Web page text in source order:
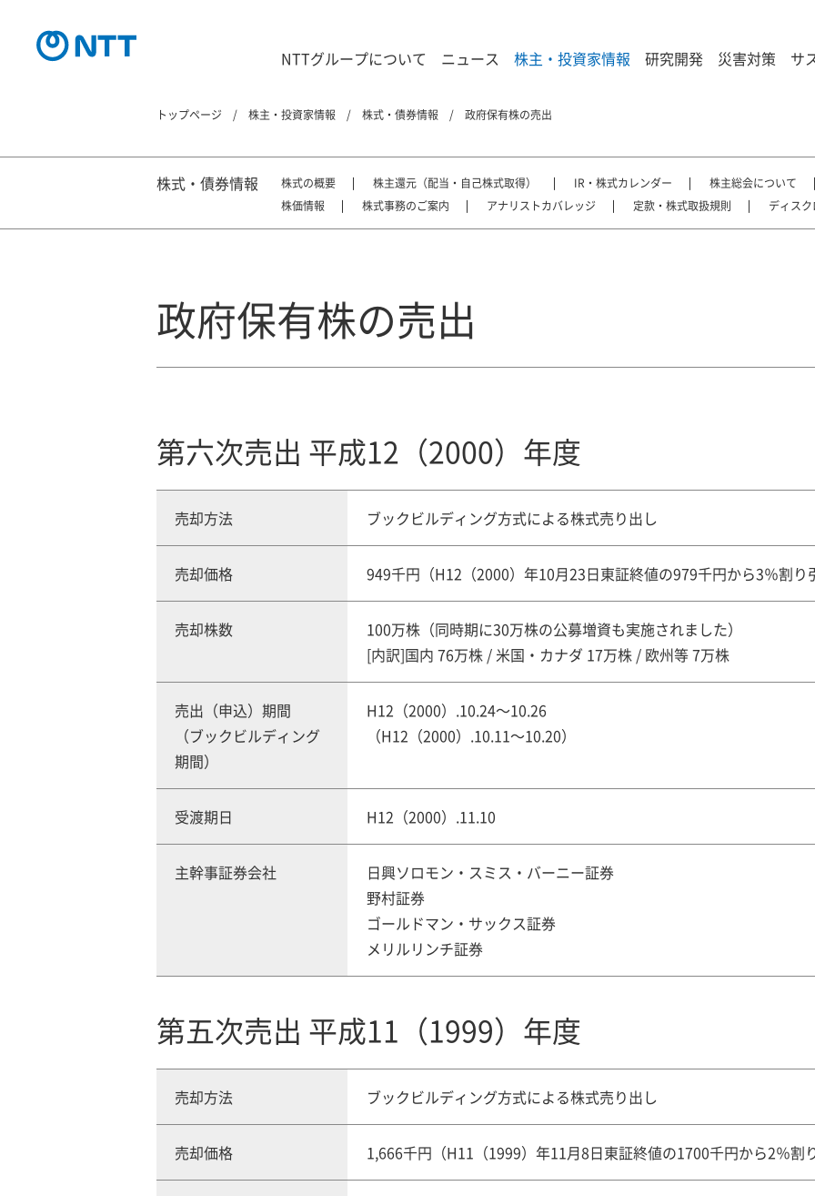
NTTグループについて ニュース 株主・投資家情報 研究開発 災害対策 サ
トップページ 株主・投資家情報 株式・債券情報 政府保有株の売出
株式・債券情報 株式の概要 株主還元（配当・自己株式取得） IR・株式カレンダー 株主総会について
株価情報
株式事務のご案内 アナリストカバレッジ 定款・株式取扱規則 ディス
政府保有株の売出
第六次売出 平成12（2000）年度
売却方法 ブックビルディング方式による株式売り出し
売却価格 949千円（H12（2000）年10月23日東証終値の979千円から3％割り
売却株数
100万株（同時期に30万株の公募増資も実施されました）
[内訳]国内 76万株 / 米国・カナダ 17万株 / 欧州等 7万株
売出（申込）期間
（ブックビルディング
期間）
H12（2000）.10.24～10.26
（H12（2000）.10.11～10.20）
受渡期日 H12（2000）.11.10
主幹事証券会社
日興ソロモン・スミス・バーニー証券
野村証券
ゴールドマン・サックス証券
メリルリンチ証券
第五次売出 平成11（1999）年度
売却方法 ブックビルディング方式による株式売り出し
売却価格 1,666千円（H11（1999）年11月8日東証終値の1700千円から2％割